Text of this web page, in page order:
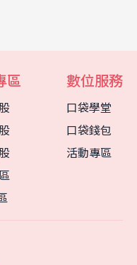
區 數位服務
口袋學堂
口袋錢包
活動專區